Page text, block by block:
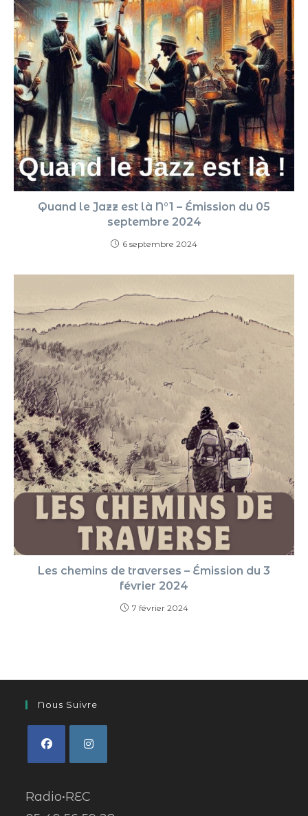
Quand le Jazz est là N°1 – Émission du 05
septembre 2024
6 septembre 2024
Les chemins de traverses – Émission du 3
février 2024
7 février 2024
Nous Suivre
Radio•REC